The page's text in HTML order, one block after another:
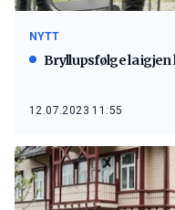
NYTT
Bryllupsfølge la igjen
12.07.2023 11:55